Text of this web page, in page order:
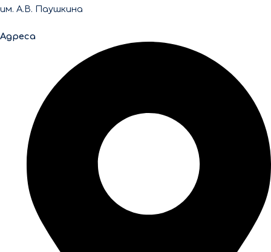
им. А.В. Паушкина
Адреса